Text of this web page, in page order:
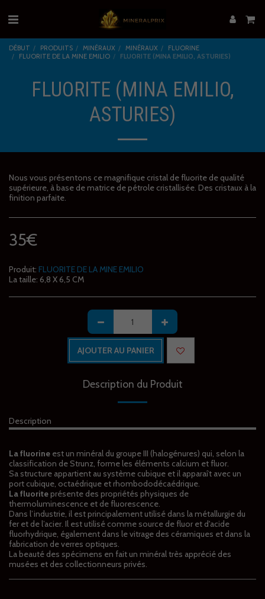
DÉBUT PRODUITS MINÉRAUX MINÉRAUX
FLUORINE
FLUORITE DE LA MINE EMILIO
FLUORITE (MINA EMILIO, ASTURIES)
FLUORITE (MINA EMILIO,
ASTURIES)
Nous vous présentons ce magnifique cristal de fluorite de qualité
supérieure, à base de matrice de pétrole cristallisée. Des cristaux à la
finition parfaite.
35€
Produit: FLUORITE DE LA MINE EMILIO
La taille: 6,8 X 6,5 CM
AJOUTER AU PANIER
Description du Produit
Description
La fluorine est un minéral du groupe III (halogénures) qui, selon la
classification de Strunz, forme les éléments calcium et fluor.
Sa structure appartient au système cubique et il apparaît avec un
port cubique, octaédrique et rhombododécaédrique.
La fluorite présente des propriétés physiques de
thermoluminescence et de fluorescence.
Dans l’industrie, il est principalement utilisé dans la métallurgie du
fer et de l’acier. Il est utilisé comme source de fluor et d'acide
fluorhydrique, également dans le vitrage des céramiques et dans la
fabrication de verres optiques.
La beauté des spécimens en fait un minéral très apprécié des
musées et des collectionneurs privés.